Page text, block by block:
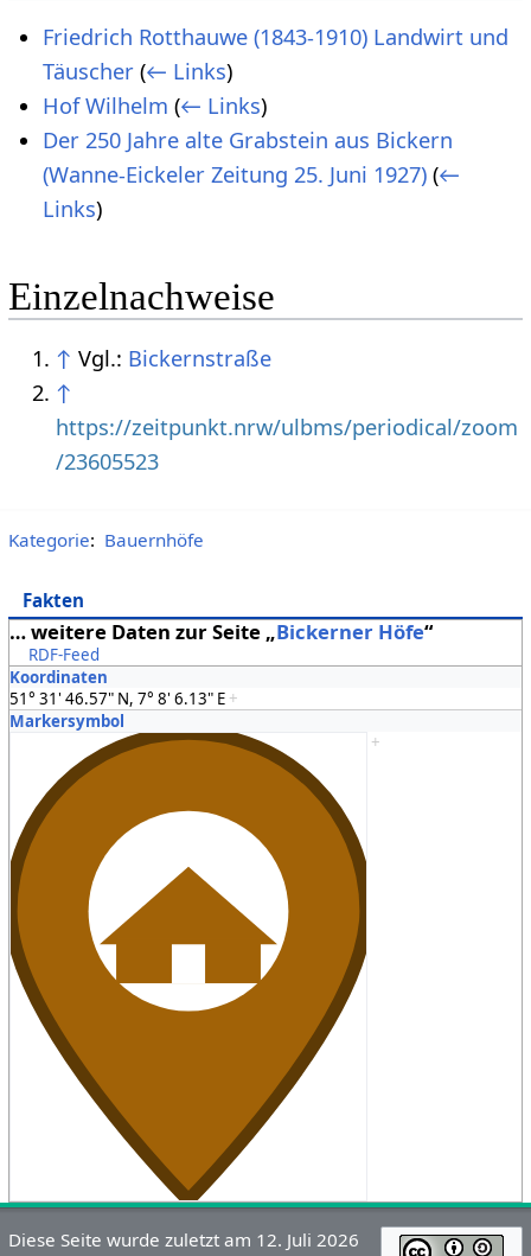
Friedrich Rotthauwe (1843-1910) Landwirt und
Täuscher (← Links)
Hof Wilhelm (← Links)
Der 250 Jahre alte Grabstein aus Bickern
(Wanne-Eickeler Zeitung 25. Juni 1927) (←
Links)
Einzelnachweise
↑ Vgl.: Bickernstraße
↑
https://zeitpunkt.nrw/ulbms/periodical/zoom
/23605523
Kategorie: Bauernhöfe
Fakten
… weitere Daten zur Seite „Bickerner Höfe“
RDF-Feed
Koordinaten
51° 31' 46.57" N, 7° 8' 6.13" E +
Markersymbol
+
Diese Seite wurde zuletzt am 12. Juli 2026